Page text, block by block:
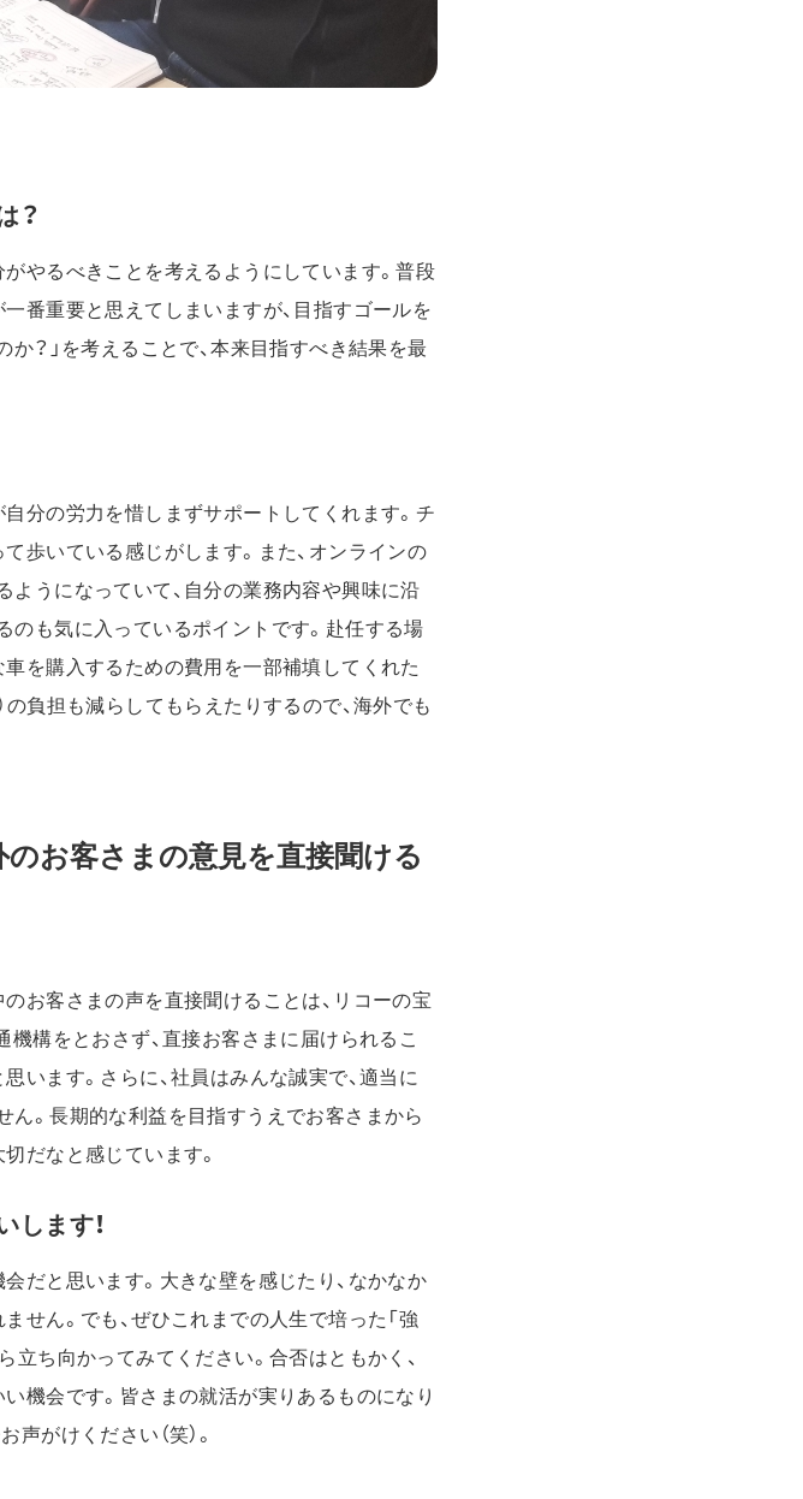
？
やるべきことを考えるようにしています。普段
番重要と思えてしまいますが、目指すゴールを
？」を考えることで、本来目指すべき結果を最
分の労力を惜しまずサポートしてくれます。チ
歩いている感じがします。また、オンラインの
ようになっていて、自分の業務内容や興味に沿
のも気に入っているポイントです。赴任する場
を購入するための費用を一部補填してくれた
の負担も減らしてもらえたりするので、海外でも
お客さまの意見を直接聞ける
お客さまの声を直接聞けることは、リコーの宝
機構をとおさず、直接お客さまに届けられるこ
います。さらに、社員はみんな誠実で、適当に
。長期的な利益を目指すうえでお客さまから
だなと感じています。
します！
だと思います。大きな壁を感じたり、なかなか
せん。でも、ぜひこれまでの人生で培った「強
立ち向かってみてください。合否はともかく、
機会です。皆さまの就活が実りあるものになり
がけください（笑）。